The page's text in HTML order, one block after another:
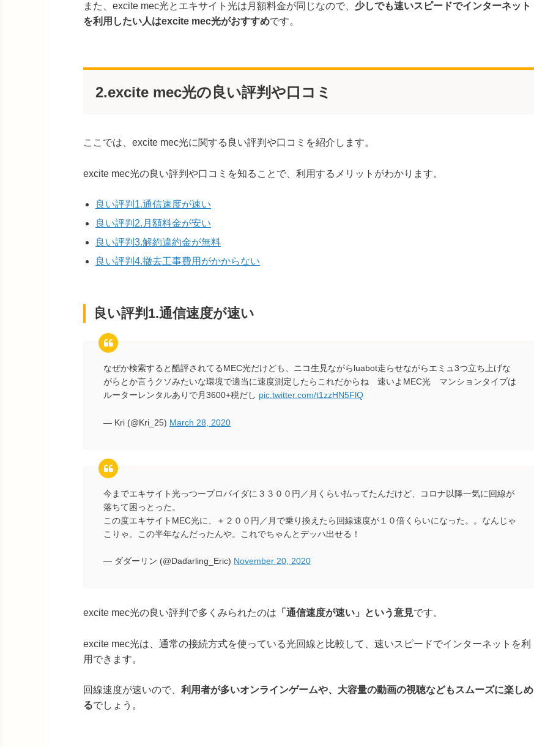
また、excite mec光とエキサイト光は月額料金が同じなので、 少しでも速いスピードでインターネット
を利用したい人はexcite mec光がおすすめです。
2.excite mec光の良い評判や口コミ
ここでは、excite mec光に関する良い評判や口コミを紹介します。
excite mec光の良い評判や口コミを知ることで、利用するメリットがわかります。
良い評判1.通信速度が速い
良い評判2.月額料金が安い
良い評判3.解約違約金が無料
良い評判4.撤去工事費用がかからない
良い評判1.通信速度が速い
なぜか検索すると酷評されてるMEC光だけども、ニコ生見ながらluabot走らせながらエミュ3つ立ち上げな
がらとか言うクソみたいな環境で適当に速度測定したらこれだからね 速いよMEC光 マンションタイプは
ルーターレンタルありで月3600+税だし pic.twitter.com/t1zzHN5FlQ
— Kri (@Kri_25) March 28, 2020
今までエキサイト光っつープロバイダに３３００円／月くらい払ってたんだけど、コロナ以降一気に回線が
落ちて困っとった。
この度エキサイトMEC光に、＋２００円／月で乗り換えたら回線速度が１０倍くらいになった。。なんじゃ
こりゃ。この半年なんだったんや。これでちゃんとデッハ出せる！
— ダダーリン (@Dadarling_Eric) November 20, 2020
excite mec光の良い評判で多くみられたのは 「通信速度が速い」という意見です。
excite mec光は、通常の接続方式を使っている光回線と比較して、速いスピードでインターネットを利
用できます。
回線速度が速いので、 利用者が多いオンラインゲームや、大容量の動画の視聴などもスムーズに楽しめ
るでしょう。